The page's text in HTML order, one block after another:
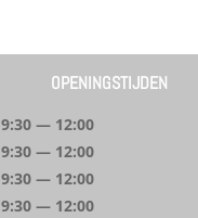
OPENINGSTIJDEN
9:30 — 12:00
9:30 — 12:00
9:30 — 12:00
9:30 — 12:00